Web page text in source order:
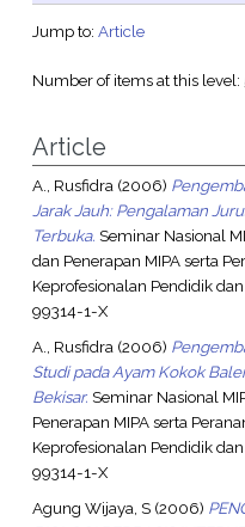
Jump to: Article
Number of items at this level:
Article
A., Rusfidra (2006)
Jarak Jauh: Pengalaman
Terbuka. Seminar Nasional
dan Penerapan MIPA serta
Keprofesionalan Pendidik
99314-1-X
A., Rusfidra (2006)
Studi pada Ayam Kokok
Bekisar. Seminar Nasional
Penerapan MIPA serta
Keprofesionalan Pendidik
99314-1-X
Agung Wijaya, S(2006)